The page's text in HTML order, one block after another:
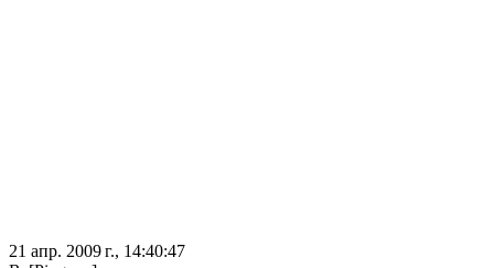
21 апр. 2009 г., 14:40:47